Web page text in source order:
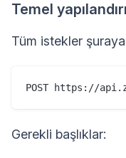
Temel
Tüm istekler
Gerekli başlıklar: